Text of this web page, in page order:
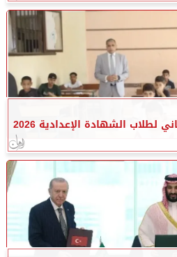
لطلاب الشهادة الإعدادية 2026